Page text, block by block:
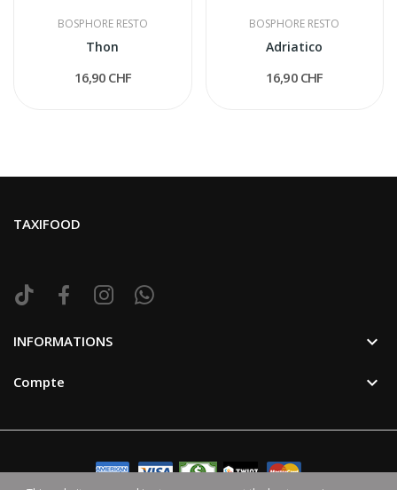
BOSPHORE RESTO
Thon
16,90 CHF
BOSPHORE RESTO
Adriatico
16,90 CHF
TAXIFOOD
INFORMATIONS 
Compte 